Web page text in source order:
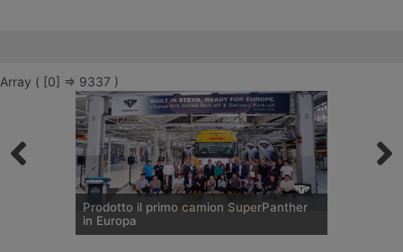
Array ( [0] => 9337 )
Prodotto il primo camion SuperPanther
in Europa